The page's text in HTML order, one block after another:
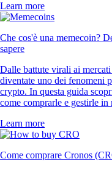
Learn more
Che cos'è una memecoin?
sapere
Dalle battute virali ai
diventate uno dei fenomeni
crypto. In questa guida
come comprarle e gestirle
Learn more
Come comprare Cronos